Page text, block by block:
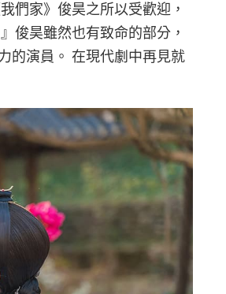
們家》俊昊之所以受歡迎，
俊昊雖然也有致命的部分，
的演員。 在現代劇中再見就